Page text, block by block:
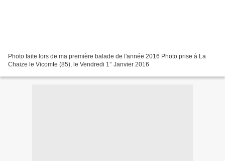
Photo faite lors de ma première balade de l'année 2016 Photo prise à La
Chaize le Vicomte (85), le Vendredi 1° Janvier 2016